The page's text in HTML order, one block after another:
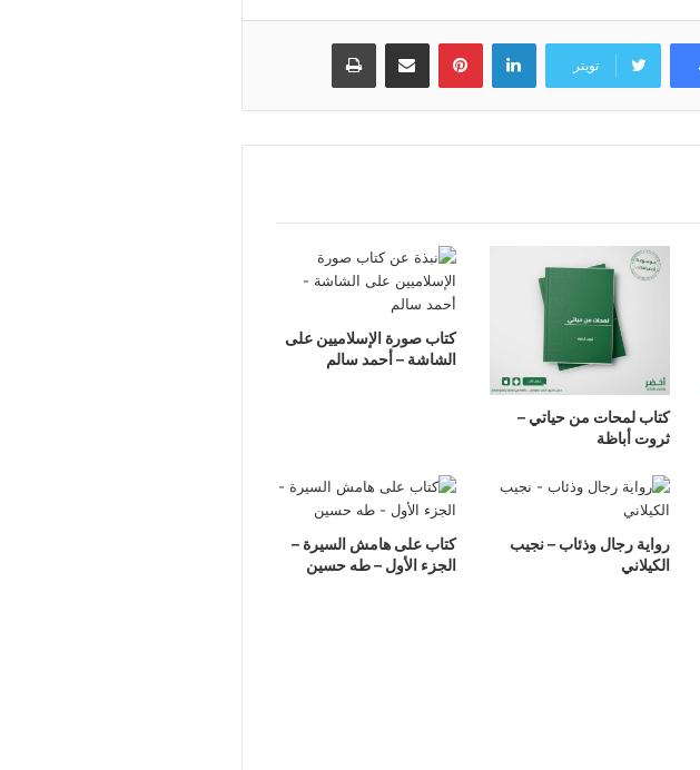
تويتر
لينكدإن بينتيريستمشاركة عبر البريد طباعة
كتاب لمحات من حياتي –
ثروت أباظة
كتاب صورة الإسلاميين على
الشاشة – أحمد سالم
رواية رجال وذئاب – نجيب
الكيلاني
كتاب على هامش السيرة –
الجزء الأول – طه حسين